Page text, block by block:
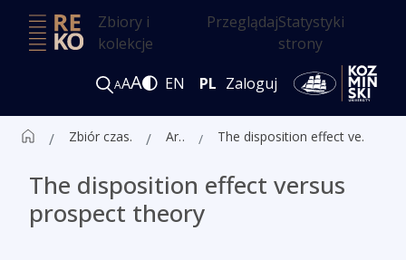
Zbiory i
kolekcje
PrzeglądajStatystyki
strony
AAA EN PL Zaloguj
Zbiór czasopism ALK Artykuły The disposition effect versus prospect theory
The disposition effect versus
prospect theory